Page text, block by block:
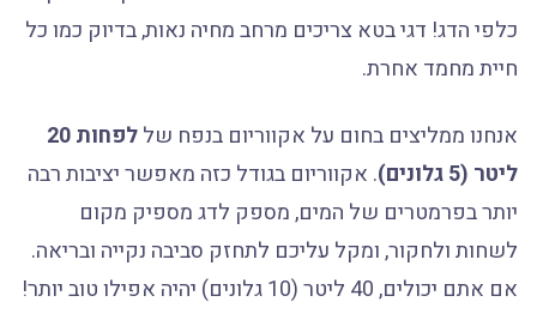
כלפי הדג! דגי בטא צריכים מרחב מחיה נאות, בדיוק כמו כל
חיית מחמד אחרת.
אנחנו ממליצים בחום על אקווריום בנפח של
לפחות 20
ליטר (5 גלונים)
. אקווריום בגודל כזה מאפשר יציבות רבה
יותר בפרמטרים של המים, מספק לדג מספיק מקום
לשחות ולחקור, ומקל עליכם לתחזק סביבה נקייה ובריאה.
אם אתם יכולים, 40 ליטר (10 גלונים) יהיה אפילו טוב יותר!